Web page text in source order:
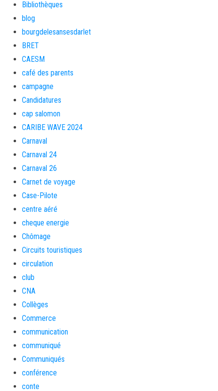
Bibliothèques
blog
bourgdelesansesdarlet
BRET
CAESM
café des parents
campagne
Candidatures
cap salomon
CARIBE WAVE 2024
Carnaval
Carnaval 24
Carnaval 26
Carnet de voyage
Case-Pilote
centre aéré
cheque energie
Chômage
Circuits touristiques
circulation
club
CNA
Collèges
Commerce
communication
communiqué
Communiqués
conférence
conte